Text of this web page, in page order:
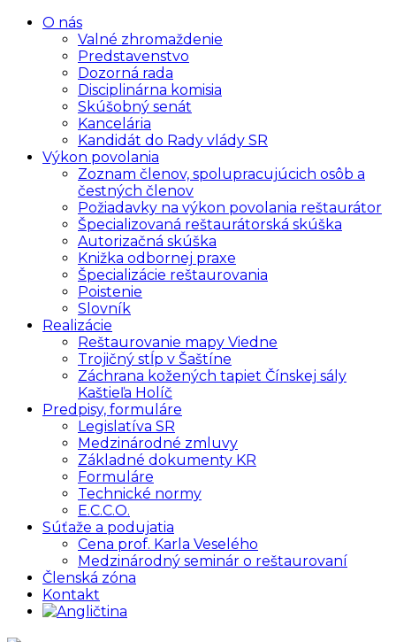
O nás
Valné zhromaždenie
Predstavenstvo
Dozorná rada
Disciplinárna komisia
Skúšobný senát
Kancelária
Kandidát do Rady vlády SR
Výkon povolania
Zoznam členov, spolupracujúcich osôb a
čestných členov
Požiadavky na výkon povolania reštaurátor
Špecializovaná reštaurátorská skúška
Autorizačná skúška
Knižka odbornej praxe
Špecializácie reštaurovania
Poistenie
Slovník
Realizácie
Reštaurovanie mapy Viedne
Trojičný stĺp v Šaštíne
Záchrana kožených tapiet Čínskej sály
Kaštieľa Holíč
Predpisy, formuláre
Legislatíva SR
Medzinárodné zmluvy
Základné dokumenty KR
Formuláre
Technické normy
E.C.C.O.
Súťaže a podujatia
Cena prof. Karla Veselého
Medzinárodný seminár o reštaurovaní
Členská zóna
Kontakt